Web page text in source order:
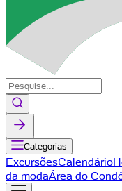
Categorias
ExcursõesCalendário
da modaÁrea do